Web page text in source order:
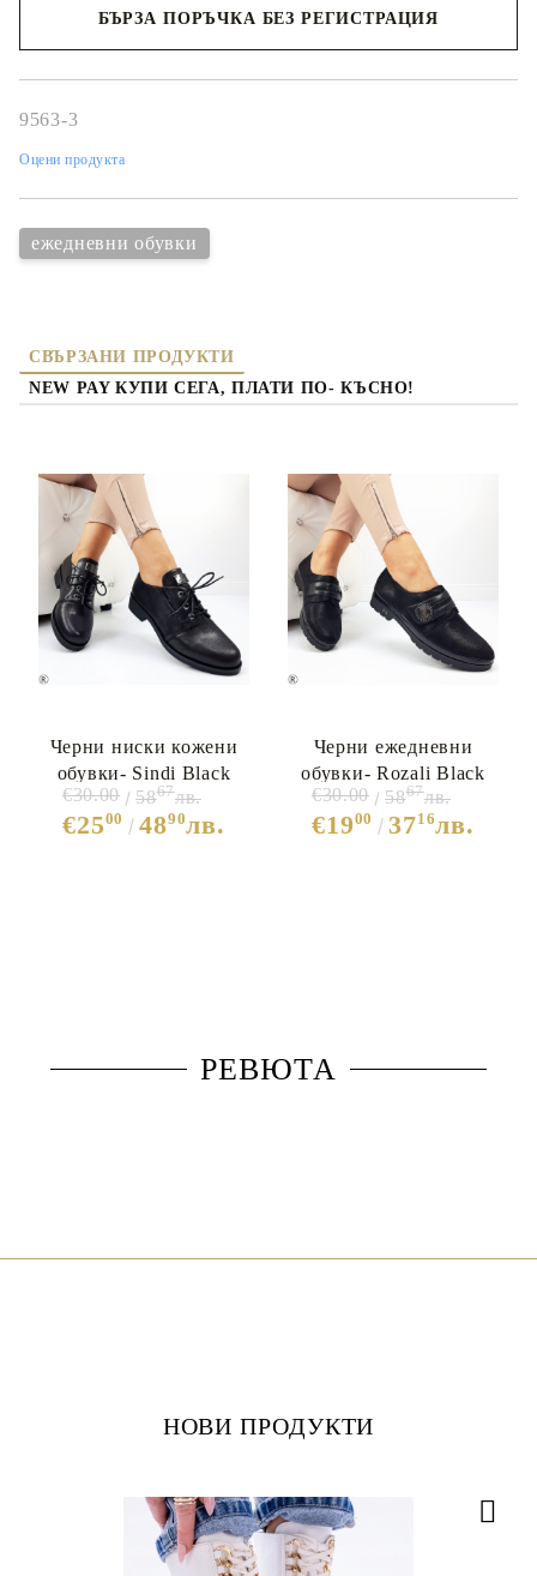
БЪРЗА ПОРЪЧКА БЕЗ РЕГИСТРАЦИЯ
Съгласен съм сполитиката за личните данни
9563-3
Оцени продукта
ежедневни обувки
СВЪРЗАНИ ПРОДУКТИ
NEW PAY КУПИ СЕГА, ПЛАТИ ПО- КЪСНО!
Черни ниски кожени
обувки- Sindi Black
9564
€2500 4890лв.
€30.00 5867лв.
Черни ежедневни
обувки- Rozali Black
9565
€1900 3716лв.
€30.00 5867лв.
РЕВЮТА
НОВИ ПРОДУКТИ